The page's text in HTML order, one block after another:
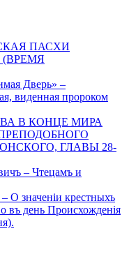
ПАСХИ
Дверь» –
виденная пророком
В КОНЦЕ МИРА
ГЛАВЫ 28-
– Чтецамъ и
О значеніи крестныхъ
въ день Происхожденія